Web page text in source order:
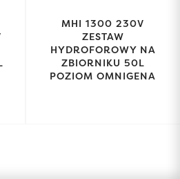
MHI 1300 230V
ZESTAW
HYDROFOROWY NA
ZBIORNIKU 50L
POZIOM OMNIGENA